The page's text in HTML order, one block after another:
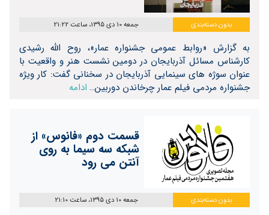
بدون دسته‌بندی جمعه 10 دی 1395، ساعت 21:22
به گزارش «روابط عمومی جشنواره عمار»، روح الله رشیدی
کارشناس مسائل آذربایجان در دومین نشست هنر و واقعیت با
عنوان سوژه های سینمایی آذربایجان در سخنانی گفت: کار ویژه
جشنواره مردمی فیلم عمار چرخاندن دوربین… ادامه
قسمت دوم «فانوس» از
شبکه سه سیما به روی
آنتن می رود
بدون دسته‌بندی جمعه 10 دی 1395، ساعت 21:10